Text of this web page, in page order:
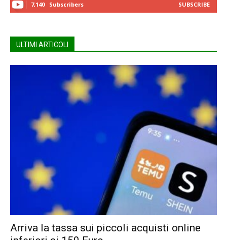
7,140 Subscribers SUBSCRIBE
ULTIMI ARTICOLI
Arriva la tassa sui piccoli acquisti online